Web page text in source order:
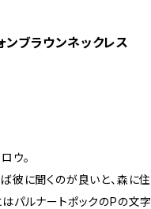
ンブラウンネックレス
ウ。
彼に聞くのが良いと、森に
パルナートポックのPの文字